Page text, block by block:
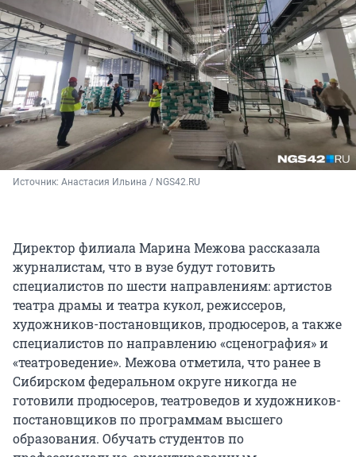
Источник: Анастасия Ильина / NGS42.RU
Директор филиала Марина Межова рассказала
журналистам, что в вузе будут готовить
специалистов по шести направлениям: артистов
театра драмы и театра кукол, режиссеров,
художников-постановщиков, продюсеров, а также
специалистов по направлению «сценография» и
«театроведение». Межова отметила, что ранее в
Сибирском федеральном округе никогда не
готовили продюсеров, театроведов и художников-
постановщиков по программам высшего
образования. Обучать студентов по